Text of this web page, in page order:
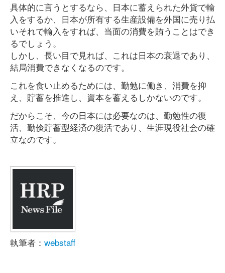
具体的に言うとするなら、日本に蓄えられた外貨で輸
入をするか、日本が所有する生産設備を外国に売り払
いそれで輸入をすれば、当面の消費を賄うことはでき
るでしょう。
しかし、長い目で見れば、これは日本の衰退であり、
結局消費できなくなるのです。
これを食い止めるためには、勤勉に働き、消費を抑
え、貯蓄を推進し、資本を蓄えるしかないのです。
だからこそ、今の日本には必要なのは、勤勉性の復
活、勤倹貯蓄型経済の復活であり、生涯現役社会の確
立なのです。
執筆者： webstaff